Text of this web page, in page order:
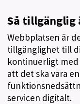
Så tillgänglig
Webbplatsen är
tillgänglighet till
kontinuerligt
att det ska vara
servicen digitalt.